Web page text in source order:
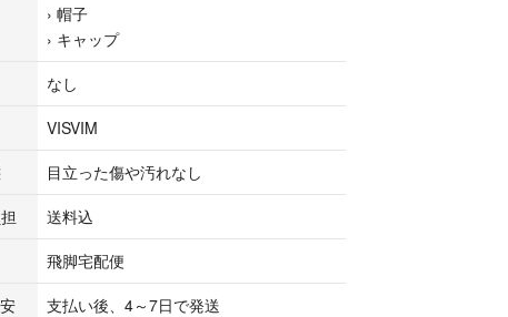
販売している商品です。多少のお時間差にて欠品
います。予めご了承頂ますようお願い致します。
クマ公式パートナーのベクトルによって出品されて
› 帽子
› キャップ
なし
VISVIM
目立った傷や汚れなし
送料込
飛脚宅配便
支払い後、4～7日で発送